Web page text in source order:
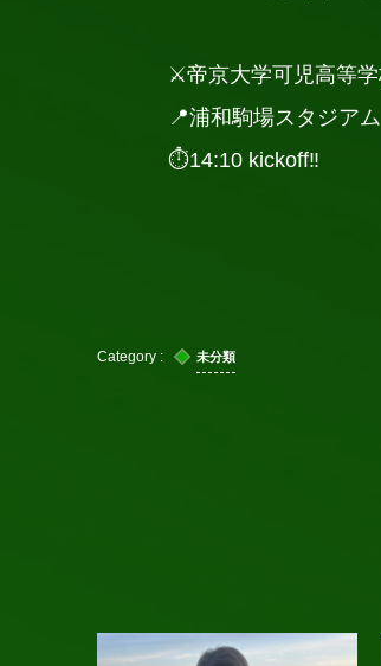
⚔️帝京大学可児高等
📍浦和駒場スタジアム
⏱14:10 kickoff‼️
未分類